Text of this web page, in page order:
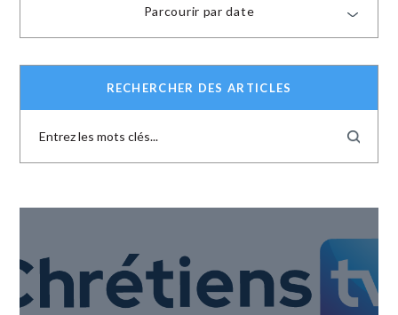
Parcourir par date
RECHERCHER DES ARTICLES